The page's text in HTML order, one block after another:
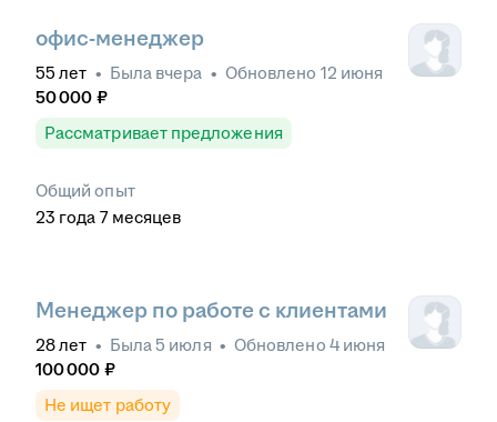
офис-менеджер
55 лет • Была вчера • Обновлено 12 июня
50 000 ₽
Рассматривает предложения
Общий опыт
23 года 7 месяцев
Менеджер по работе с клиентами
28лет • Была5 июля • Обновлено 4 июня
100 000 ₽
Не ищет работу